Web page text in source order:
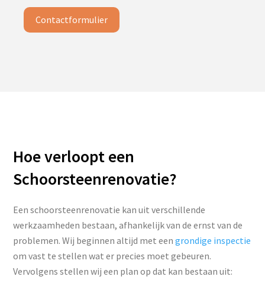
Contactformulier
Hoe verloopt een
Schoorsteenrenovatie?
Een schoorsteenrenovatie kan uit verschillende
werkzaamheden bestaan, afhankelijk van de ernst van de
problemen. Wij beginnen altijd met eengrondige inspectie
om vast te stellen wat er precies moet gebeuren.
Vervolgens stellen wij een plan op dat kan bestaan uit: